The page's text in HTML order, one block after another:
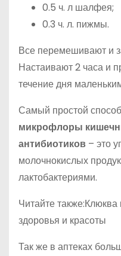
0.5 ч. л шалфея;
0.3 ч. л. пижмы.
Все перемешивают и
Настаивают 2 часа и
течение дня
Самый простой
микрофлоры
антибиотиков – это
молочнокислых
лактобактериями.
Читайте
здоровья и красоты
Так же в аптеках